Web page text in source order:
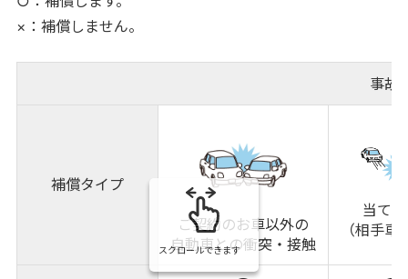
×：補償しません。
事故
補償タイプ
ご契約のお車以外の
自動車との衝突・接触
当て
（相手車
スクロールできます